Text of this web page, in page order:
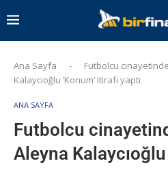
Ana Sayfa -
Futbolcu
Kalaycıoğlu ‘Konum’ itirafı yaptı
ANA SAYFA
Futbolcu
Aleyna Kalaycıoğlu